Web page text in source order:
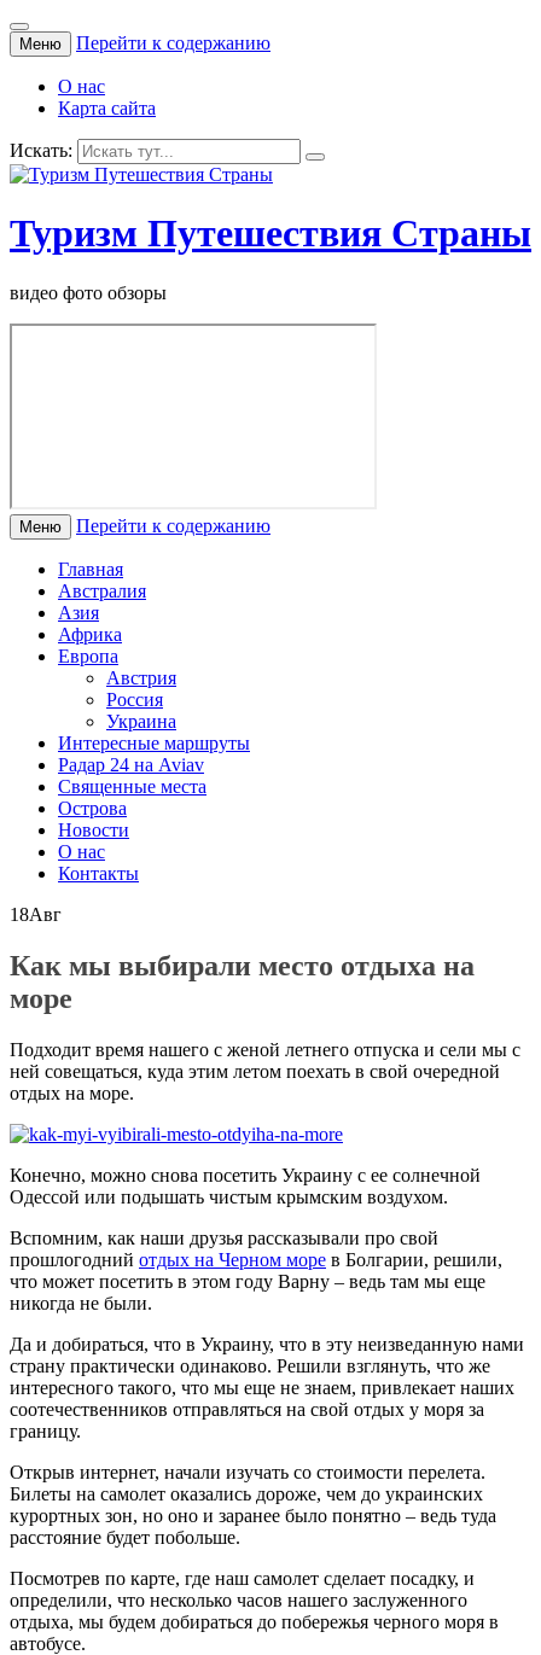
Меню Перейти к содержанию
О нас
Карта сайта
Искать:
Туризм Путешествия Страны
видео фото обзоры
Меню Перейти к содержанию
Главная
Австралия
Азия
Африка
Европа
Австрия
Россия
Украина
Интересные маршруты
Радар 24 на Aviav
Священные места
Острова
Новости
О нас
Контакты
18Авг
Как мы выбирали место отдыха на
море
Подходит время нашего с женой летнего отпуска и сели мы с
ней совещаться, куда этим летом поехать в свой очередной
отдых на море.
Конечно, можно снова посетить Украину с ее солнечной
Одессой или подышать чистым крымским воздухом.
Вспомним, как наши друзья рассказывали про свой
прошлогодний отдых на Черном море в Болгарии, решили,
что может посетить в этом году Варну – ведь там мы еще
никогда не были.
Да и добираться, что в Украину, что в эту неизведанную нами
страну практически одинаково. Решили взглянуть, что же
интересного такого, что мы еще не знаем, привлекает наших
соотечественников отправляться на свой отдых у моря за
границу.
Открыв интернет, начали изучать со стоимости перелета.
Билеты на самолет оказались дороже, чем до украинских
курортных зон, но оно и заранее было понятно – ведь туда
расстояние будет побольше.
Посмотрев по карте, где наш самолет сделает посадку, и
определили, что несколько часов нашего заслуженного
отдыха, мы будем добираться до побережья черного моря в
автобусе.